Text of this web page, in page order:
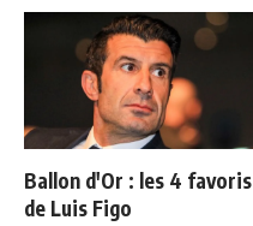
Ballon d'Or : les 4 favoris
de Luis Figo